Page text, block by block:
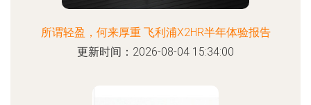
所谓轻盈，何来厚重 飞利浦X2HR半年体验报告
更新时间：2026-08-04 15:34:00